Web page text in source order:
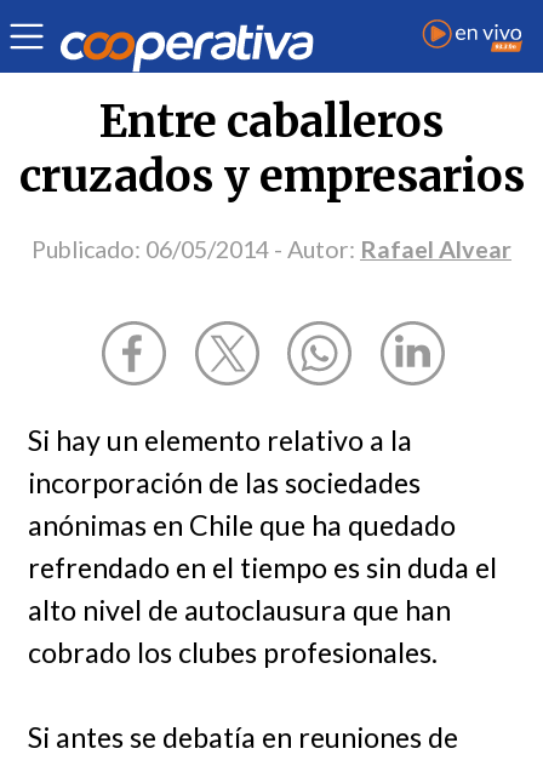
Opinión | Rafael Alvear
Entre caballeros
cruzados y empresarios
Publicado: 06/05/2014 - Autor: Rafael Alvear
Si hay un elemento relativo a la
incorporación de las sociedades
anónimas en Chile que ha quedado
refrendado en el tiempo es sin duda el
alto nivel de autoclausura que han
cobrado los clubes profesionales.
Si antes se debatía en reuniones de